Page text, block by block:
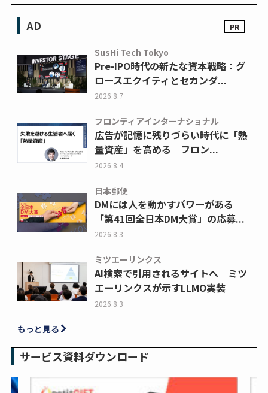
AD
SusHi Tech Tokyo
Pre-IPO時代の新たな資本戦略：グ
ロースエクイティとセカンダ...
2026.8.7
フロンティアインターナショナル
広告が記憶に残りづらい時代に「熱
量資産」を高める フロン...
2026.8.4
日本郵便
DMには人を動かすパワーがある
「第41回全日本DM大賞」の応募...
2026.8.3
ミツエーリンクス
AI検索で引用されるサイトへ ミツ
エーリンクスが示すLLMO実装
2026.8.3
もっと見る
サービス資料ダウンロード